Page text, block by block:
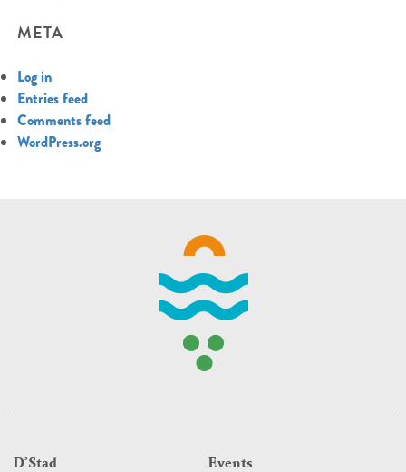
META
Log in
Entries feed
Comments feed
WordPress.org
D’Stad
Events